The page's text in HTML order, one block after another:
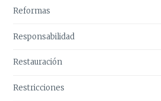
Reformas
Responsabilidad
Restauración
Restricciones